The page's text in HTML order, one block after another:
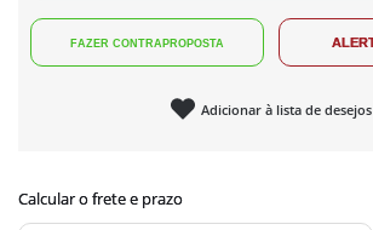
Adicionar à lista de desejos